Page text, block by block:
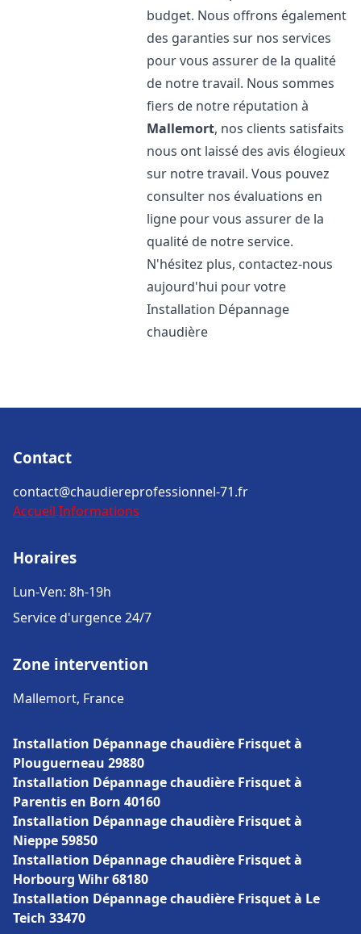
budget. Nous offrons également
des garanties sur nos services
pour vous assurer de la qualité
de notre travail. Nous sommes
fiers de notre réputation à
Mallemort, nos clients satisfaits
nous ont laissé des avis élogieux
sur notre travail. Vous pouvez
consulter nos évaluations en
ligne pour vous assurer de la
qualité de notre service.
N'hésitez plus, contactez-nous
aujourd'hui pour votre
Installation Dépannage
chaudière
Contact
contact@chaudiereprofessionnel-71.fr
Accueil Informations
Horaires
Lun-Ven: 8h-19h
Service d'urgence 24/7
Zone intervention
Mallemort, France
Installation Dépannage chaudière Frisquet à
Plouguerneau 29880
Installation Dépannage chaudière Frisquet à
Parentis en Born 40160
Installation Dépannage chaudière Frisquet à
Nieppe 59850
Installation Dépannage chaudière Frisquet à
Horbourg Wihr 68180
Installation Dépannage chaudière Frisquet à Le
Teich 33470